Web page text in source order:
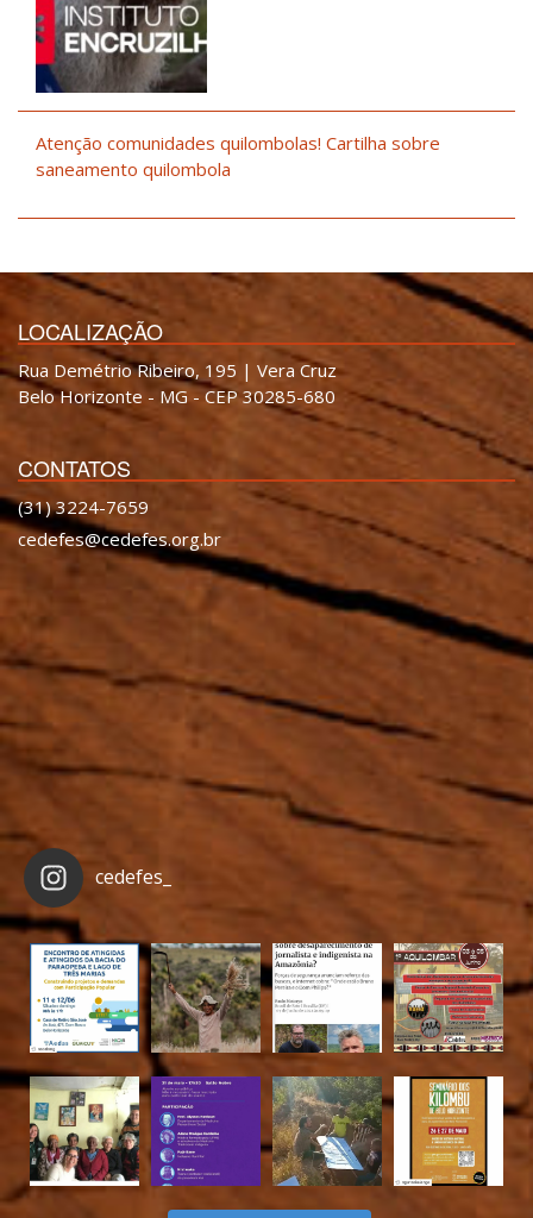
Atenção comunidades quilombolas! Cartilha sobre
saneamento quilombola
LOCALIZAÇÃO
Rua Demétrio Ribeiro, 195 | Vera Cruz
Belo Horizonte - MG - CEP 30285-680
CONTATOS
(31) 3224-7659
cedefes@cedefes.org.br
cedefes_